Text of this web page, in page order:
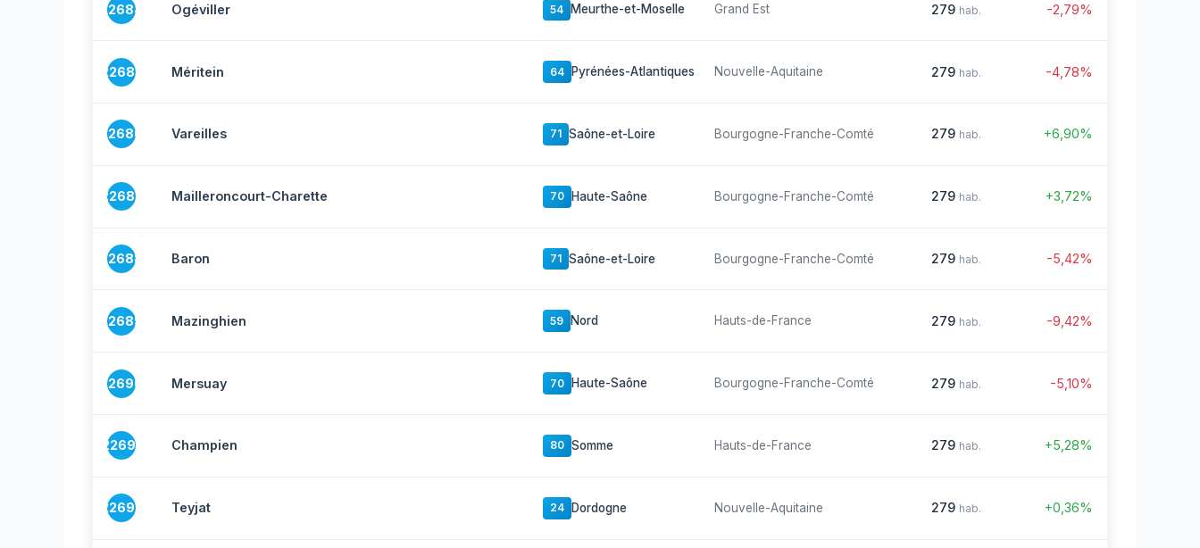
22684 Ogéviller 54 Meurthe-et-Moselle Grand Est 279 hab. -2,79%
22685 Méritein 64 Pyrénées-Atlantiques Nouvelle-Aquitaine 279 hab. -4,78%
22686 Vareilles 71 Saône-et-Loire Bourgogne-Franche-Comté 279 hab. +6,90%
22687 Mailleroncourt-Charette 70 Haute-Saône Bourgogne-Franche-Comté 279 hab. +3,72%
22688 Baron 71 Saône-et-Loire Bourgogne-Franche-Comté 279 hab. -5,42%
22689 Mazinghien 59 Nord Hauts-de-France 279 hab. -9,42%
22690 Mersuay 70 Haute-Saône Bourgogne-Franche-Comté 279 hab. -5,10%
22691 Champien 80 Somme Hauts-de-France 279 hab. +5,28%
22692 Teyjat 24 Dordogne Nouvelle-Aquitaine 279 hab. +0,36%